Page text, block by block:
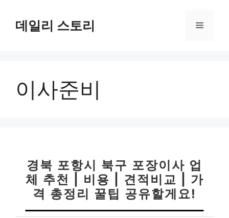
데일리 스토리 메
이사준비
경북 포항시 북구 포장이사 업
체 추천 | 비용 | 견적비교 | 가
격 총정리 꿀팁 공유할게요!